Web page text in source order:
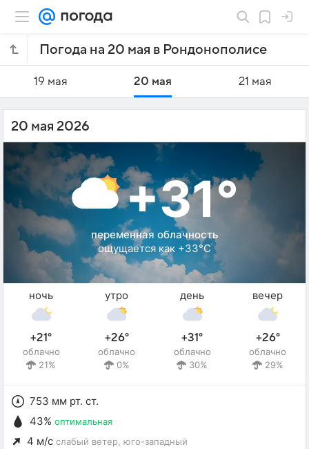
Погода на 20 мая в Рондонополисе
19 мая 20 мая 21 мая
20 мая 2026
+31°
переменная облачность
ощущается как +33°C
ночь
+21°
облачно
21%
утро
+26°
облачно
0%
день
+31°
облачно
30%
вечер
+26°
облачно
29%
753 мм рт. ст.
43% оптимальная
4 м/с слабый ветер , юго-западный